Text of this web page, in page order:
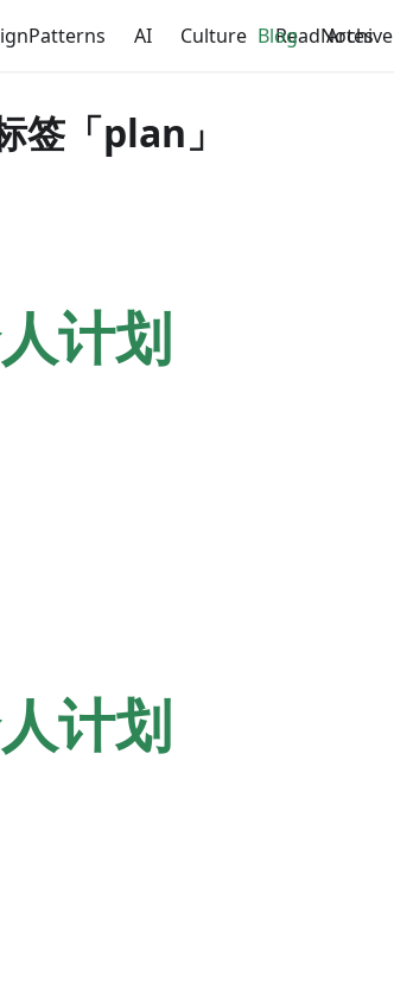
AI Culture ReadNotes
Blog Archive
签「plan」
计划
计划